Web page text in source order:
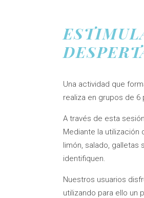
Una actividad que
realiza en grupos de 6
A través de esta
Mediante la utilización
limón, salado,
identifiquen.
Nuestros usuarios
utilizando para ello un